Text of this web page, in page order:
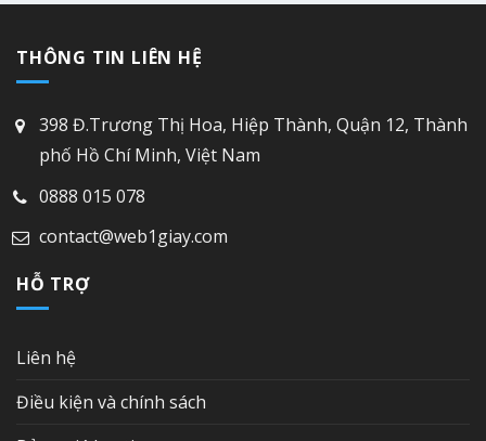
THÔNG TIN LIÊN HỆ
398 Đ.Trương Thị Hoa, Hiệp Thành, Quận 12, Thành
phố Hồ Chí Minh, Việt Nam
0888 015 078
contact@web1giay.com
HỖ TRỢ
Liên hệ
Điều kiện và chính sách